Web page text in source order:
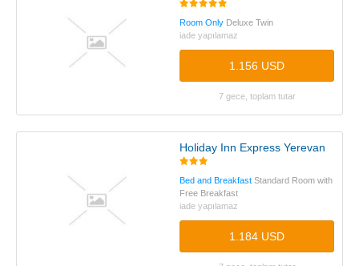
Room Only Deluxe Twin
iade yapılamaz
1.156 USD
7 gece, toplam tutar
Holiday Inn Express Yerevan
Bed and Breakfast Standard Room with
Free Breakfast
iade yapılamaz
1.184 USD